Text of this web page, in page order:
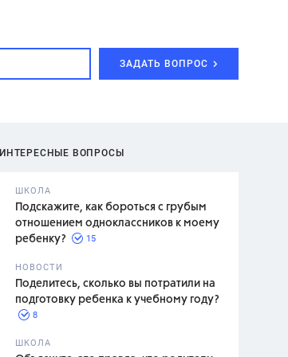
ЗАДАТЬ ВОПРОС
ИНТЕРЕСНЫЕ ВОПРОСЫ
ШКОЛА
Подскажите, как бороться с грубым
отношением одноклассников к моему
ребенку?
15
НОВОСТИ
Поделитесь, сколько вы потратили на
подготовку ребенка к учебному году?
8
ШКОЛА